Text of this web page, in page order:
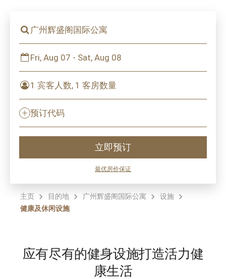
广州辉盛阁国际公寓
Fri, Aug 07 - Sat, Aug 08
1 宾客人数, 1 客房数量
预订代码
立即预订
最优房价保证
主页 目的地 广州辉盛阁国际公寓
设施
健康及休闲设施
应有尽有的健身设施打造活力健
康生活